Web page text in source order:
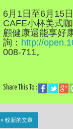
6月1日至6月15
CAFE小杯美式
顧健康還能享好
詢： http://
008-711。
Share This To :
« 較新的文章